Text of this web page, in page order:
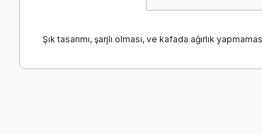
Şık tasarımı, şarjlı olması, ve kafada ağırlık